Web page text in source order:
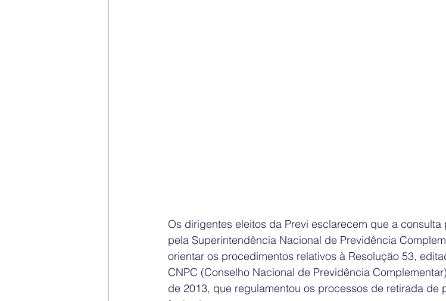
Os dirigentes eleitos da Previ esclarecem que a
pela Superintendência Nacional de Previdência
orientar os procedimentos relativos à Resolução 53,
CNPC (Conselho Nacional de Previdência
de 2013, que regulamentou os processos de retirada de